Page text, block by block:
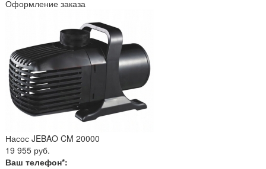
Оформление заказа
Насос JEBAO CM 20000
19 955 руб.
Ваш телефон*: